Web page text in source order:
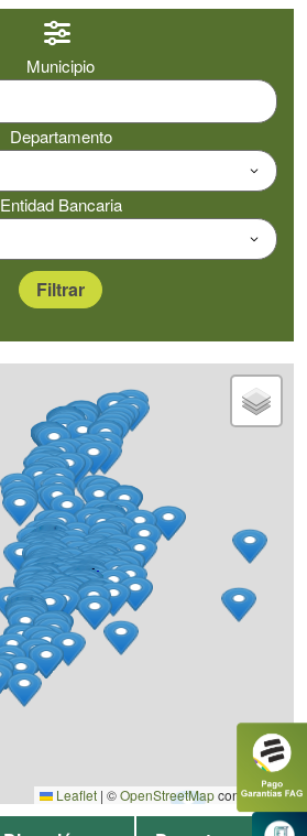
Municipio
Departamento
Entidad Bancaria
Leaflet | ©OpenStreetMapcontributors